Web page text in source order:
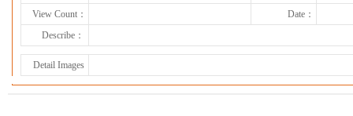
View Count：
Date：
Describe：
Detail Images